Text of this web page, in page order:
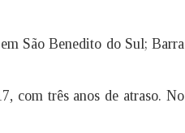
São Benedito do Sul; Barra
com três anos de atraso. No